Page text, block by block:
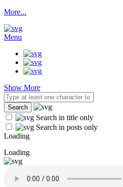
More...
Menu
Show More
Search in title only
Search in posts only
Loading
Loading